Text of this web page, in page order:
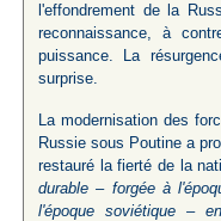
l'effondrement de la
reconnaissance, à
puissance. La
surprise.
La modernisation des
Russie sous Poutine a
restauré la fierté de la
durable – forgée à
l'époque soviétique –